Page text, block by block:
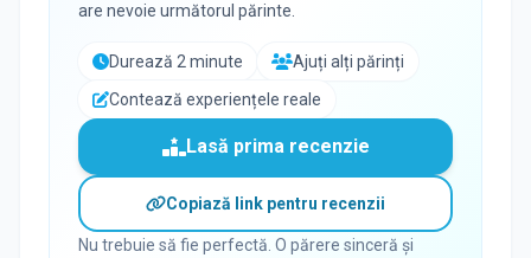
are nevoie următorul părinte.
Durează 2 minute
Ajuți alți părinți
Contează experiențele reale
Lasă prima recenzie
Copiază link pentru recenzii
Nu trebuie să fie perfectă. O părere sinceră și